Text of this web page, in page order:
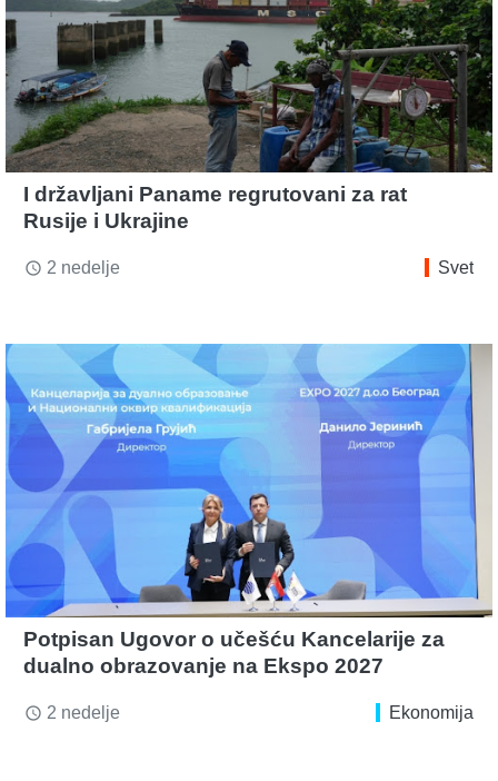
I državljani Paname regrutovani za rat
Rusije i Ukrajine
access_time 2 nedelje Svet
Potpisan Ugovor o učešću Kancelarije za
dualno obrazovanje na Ekspo 2027
access_time 2 nedelje Ekonomija